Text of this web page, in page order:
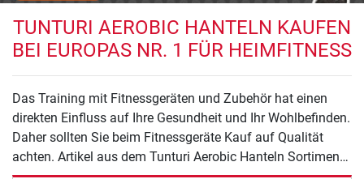
TUNTURI AEROBIC HANTELN KAUFEN
BEI EUROPAS NR. 1 FÜR HEIMFITNESS
Das Training mit Fitnessgeräten und Zubehör hat einen
direkten Einfluss auf Ihre Gesundheit und Ihr Wohlbefinden.
Daher sollten Sie beim Fitnessgeräte Kauf auf Qualität
achten. Artikel aus dem Tunturi Aerobic Hanteln Sortiment